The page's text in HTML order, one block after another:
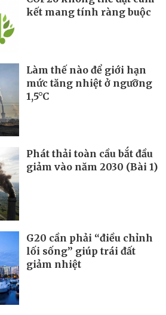
kết mang tính ràng buộc
Làm thế nào để giới hạn
mức tăng nhiệt ở ngưỡng
1,5°C
Phát thải toàn cầu bắt đầu
giảm vào năm 2030 (Bài 1)
G20 cần phải “điều chỉnh
lối sống” giúp trái đất
giảm nhiệt